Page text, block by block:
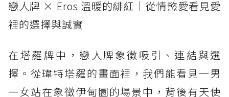
戀人牌 × Eros 溫暖的緋紅｜從情慾愛看見愛
裡的選擇與誠實
在塔羅牌中，戀人牌象徵吸引、連結與選
擇。從瑋特塔羅的畫面裡，我們能看見一男
一女站在象徵伊甸園的場景中，背後有天使